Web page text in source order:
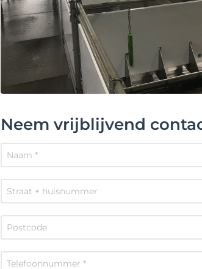
Neem vrijblijvend